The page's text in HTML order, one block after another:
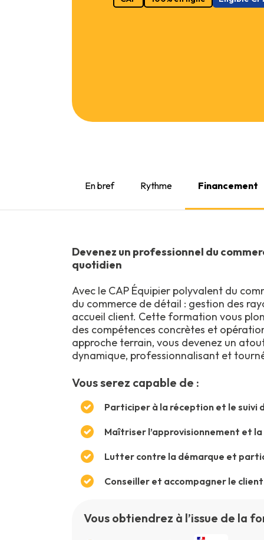
En bref Rythme Financement
Devenez un professionnel du
quotidien
Avec le CAP Équipier polyvalent du
du commerce de détail : gestion des
accueil client. Cette formation vous
des compétences concrètes et
approche terrain, vous devenez un
dynamique, professionnalisant et tourné
Vous serez capable de :
Participer à la réception et le suivi
Maîtriser l’approvisionnement et
Lutter contre la démarque et
Conseiller et accompagner le
Vous obtiendrez à l’issue de la